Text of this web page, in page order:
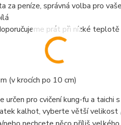
za peníze, správná volba pro
prát při nízké teplotě
(v krocích po 10 cm)
určen pro cvičení kung-fu a taichi
kalhot, vyberte větší velikost